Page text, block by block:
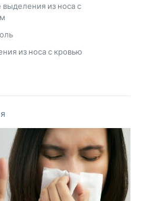
из носа с
из носа с кровью